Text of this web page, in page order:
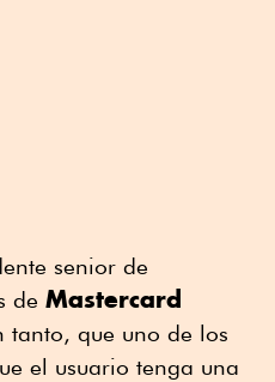
senior de
de Mastercard
tanto, que uno de los
el usuario tenga una